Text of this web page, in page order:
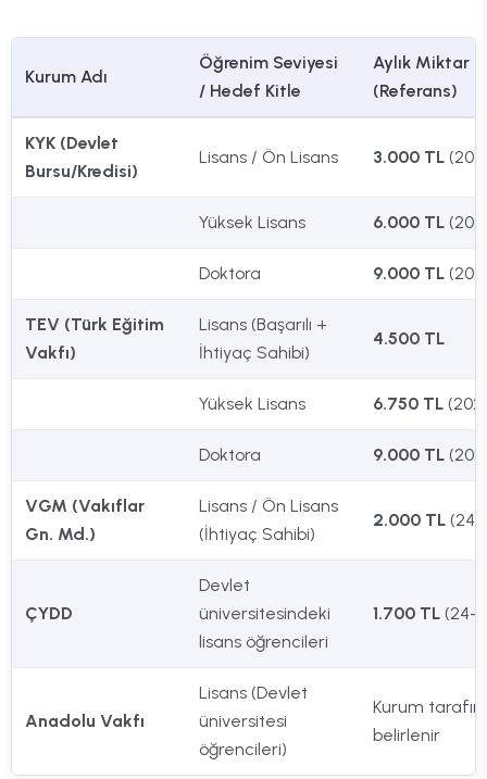
Kurum Adı
Öğrenim Seviyesi
/ Hedef Kitle
Aylık Miktar
(Referans)
KYK (Devlet
Bursu/Kredisi)
Lisans / Ön Lisans 3.000 TL
Yüksek Lisans 6.000 TL
Doktora 9.000 TL
TEV (Türk Eğitim
Vakfı)
Lisans (Başarılı +
İhtiyaç Sahibi)
4.500 TL
Yüksek Lisans 6.750 TL
Doktora 9.000 TL
VGM (Vakıflar
Gn. Md.)
Lisans / Ön Lisans
(İhtiyaç Sahibi)
2.000 TL (24-
ÇYDD
Devlet
üniversitesindeki
lisans öğrencileri
1.700 TL (24-
Anadolu Vakfı
Lisans (Devlet
üniversitesi
öğrencileri)
Kurum
belirlenir